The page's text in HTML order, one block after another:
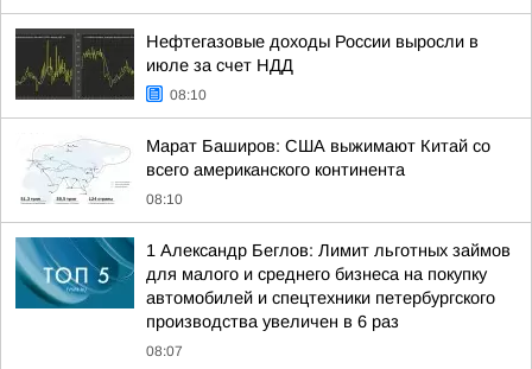
Нефтегазовые доходы России выросли в
июле за счет НДД
08:10
Марат Баширов: США выжимают Китай со
всего американского континента
08:10
1 Александр Беглов: Лимит льготных займов
для малого и среднего бизнеса на покупку
автомобилей и спецтехники петербургского
производства увеличен в 6 раз
08:07